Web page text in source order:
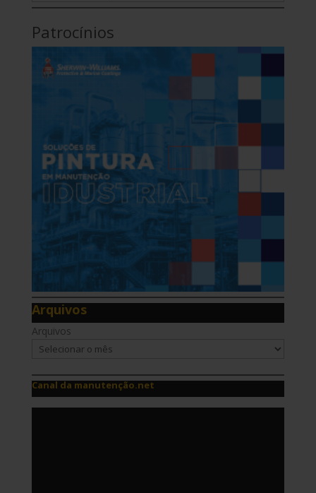
Patrocínios
Arquivos
Arquivos
Canal da manutenção.net